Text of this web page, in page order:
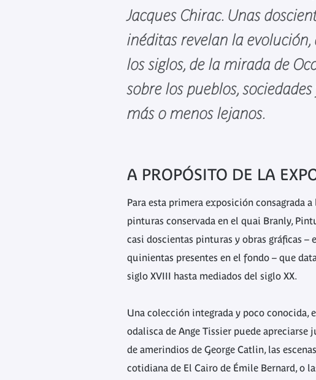
Jacques Chirac. Unas
inéditas revelan la evolución,
los siglos, de la mirada de
sobre los pueblos,
más o menos lejanos.
A PROPÓSITO DE LA
Para esta primera exposición consagrada
pinturas conservada en el quai Branly,
casi doscientas pinturas y obras gráficas –
quinientas presentes en el fondo – que
siglo XVIII hasta mediados del siglo XX.
Una colección integrada y poco conocida,
odalisca de Ange Tissier puede apreciarse
de amerindios de George Catlin, las
cotidiana de El Cairo de Émile Bernard, o